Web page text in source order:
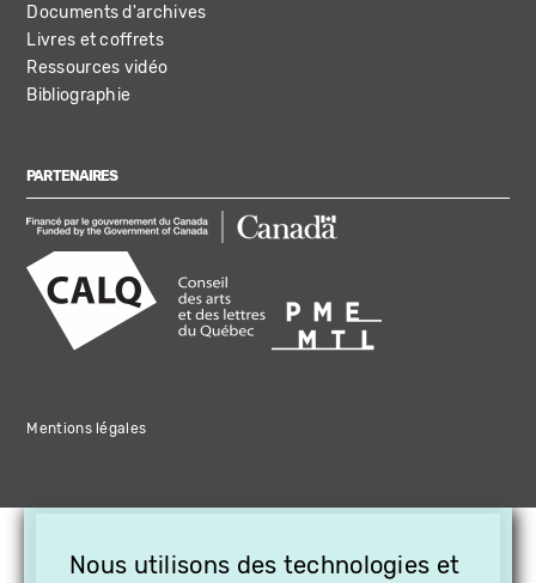
Documents d'archives
Livres et coffrets
Ressources vidéo
Bibliographie
PARTENAIRES
Mentions légales
Nous utilisons des technologies et
OFFREZ LA VIDÉO EN